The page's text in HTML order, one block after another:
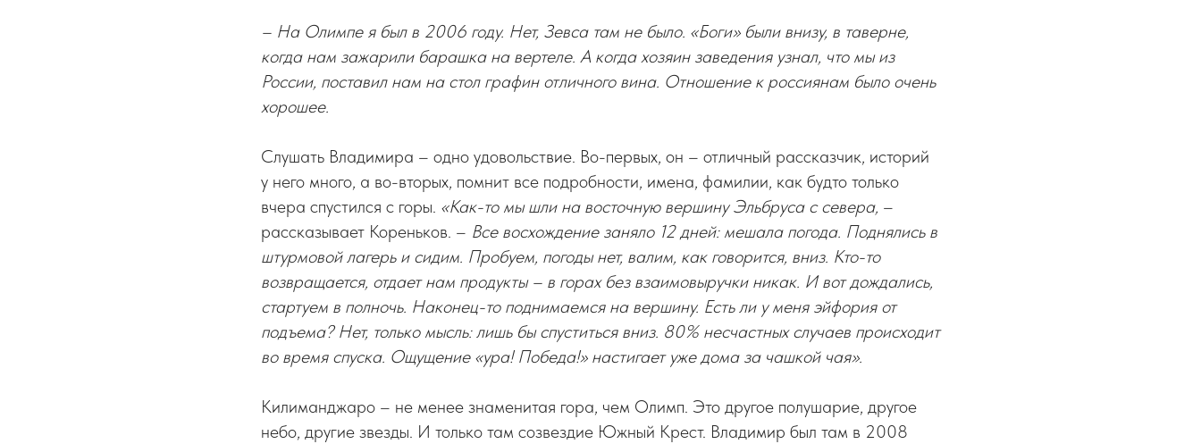
– На Олимпе я был в 2006 году. Нет, Зевса там не было. «Боги» были внизу, в таверне,
когда нам зажарили барашка на вертеле. А когда хозяин заведения узнал, что мы из
России, поставил нам на стол графин отличного вина. Отношение к россиянам было очень
хорошее.
Слушать Владимира – одно удовольствие. Во-первых, он – отличный рассказчик, историй
у него много, а во-вторых, помнит все подробности, имена, фамилии, как будто только
вчера спустился с горы. «Как-то мы шли на восточную вершину Эльбруса с севера, –
рассказывает Кореньков. – Все восхождение заняло 12 дней: мешала погода. Поднялись в
штурмовой лагерь и сидим. Пробуем, погоды нет, валим, как говорится, вниз. Кто-то
возвращается, отдает нам продукты – в горах без взаимовыручки никак. И вот дождались,
стартуем в полночь. Наконец-то поднимаемся на вершину. Есть ли у меня эйфория от
подъема? Нет, только мысль: лишь бы спуститься вниз. 80% несчастных случаев происходит
во время спуска. Ощущение «ура! Победа!» настигает уже дома за чашкой чая».
Килиманджаро – не менее знаменитая гора, чем Олимп. Это другое полушарие, другое
небо, другие звезды. И только там созвездие Южный Крест. Владимир был там в 2008